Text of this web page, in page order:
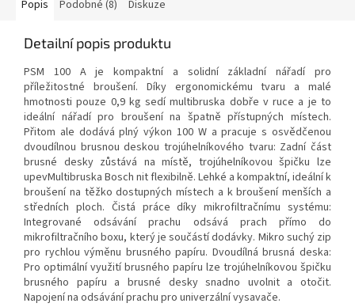
Popis Podobné (8) Diskuze
Detailní popis produktu
PSM 100 A je kompaktní a solidní základní nářadí pro
příležitostné broušení. Díky ergonomickému tvaru a malé
hmotnosti pouze 0,9 kg sedí multibruska dobře v ruce a je to
ideální nářadí pro broušení na špatně přístupných místech.
Přitom ale dodává plný výkon 100 W a pracuje s osvědčenou
dvoudílnou brusnou deskou trojúhelníkového tvaru: Zadní část
brusné desky zůstává na místě, trojúhelníkovou špičku lze
upevMultibruska Bosch nit flexibilně. Lehké a kompaktní, ideální k
broušení na těžko dostupných místech a k broušení menších a
středních ploch. Čistá práce díky mikrofiltračnímu systému:
Integrované odsávání prachu odsává prach přímo do
mikrofiltračního boxu, který je součástí dodávky. Mikro suchý zip
pro rychlou výměnu brusného papíru. Dvoudílná brusná deska:
Pro optimální využití brusného papíru lze trojúhelníkovou špičku
brusného papíru a brusné desky snadno uvolnit a otočit.
Napojení na odsávání prachu pro univerzální vysavače.